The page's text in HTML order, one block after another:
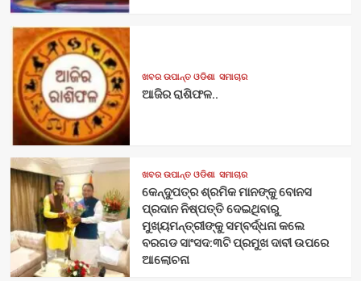
ଖବର ଉପାନ୍ତ ଓଡିଶା ସମାଚାର
ଆଜିର ରାଶିଫଳ..
ଖବର ଉପାନ୍ତ ଓଡିଶା ସମାଚାର
କେନ୍ଦୁପତ୍ର ଶ୍ରମିକ ମାନଙ୍କୁ ବୋନସ
ପ୍ରଦାନ ନିଷ୍ପତ୍ତି ଦେଇଥିବାରୁ
ମୁଖ୍ୟମନ୍ତ୍ରୀଙ୍କୁ ସମ୍ବର୍ଦ୍ଧନା କଲେ
ବରଗଡ ସାଂସଦ:୩ଟି ପ୍ରମୁଖ ଦାବୀ ଉପରେ
ଆଲୋଚନା